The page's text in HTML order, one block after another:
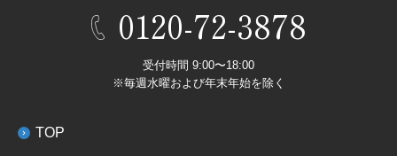
0120-72-3878
受付時間 9:00〜18:00
※毎週水曜および年末年始を除く
TOP